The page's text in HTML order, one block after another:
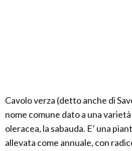
Cavolo verza (detto anche di
nome comune dato a una
oleracea, la sabauda. E’ una
allevata come annuale, con